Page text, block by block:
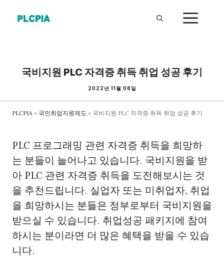
국비지원 PLC 자격증 취득 취업 성공 후기
2022년 11월 08일
PLCPIA » 국민취업지원제도 » 국비지원 PLC 자격증 취득 취업 성공 후기
PLC 프로그래밍 관련 자격증 취득을 희망하
는 분들이 늘어나고 있습니다. 국비지원을 받
아 PLC 관련 자격증 취득을 도전해보시는 것
을 추천드립니다. 실업자 또는 미취업자, 취업
을 희망하시는 분들은 정부로부터 국비지원을
받으실 수 있습니다. 취업성공 패키지에 참여
하시는 분이라면 더 많은 혜택을 받을 수 있습
니다.